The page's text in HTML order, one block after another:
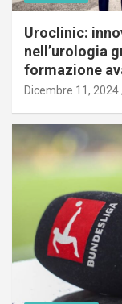
Uroclinic:
nell’urologia
formazione
Dicembre 11, 2024